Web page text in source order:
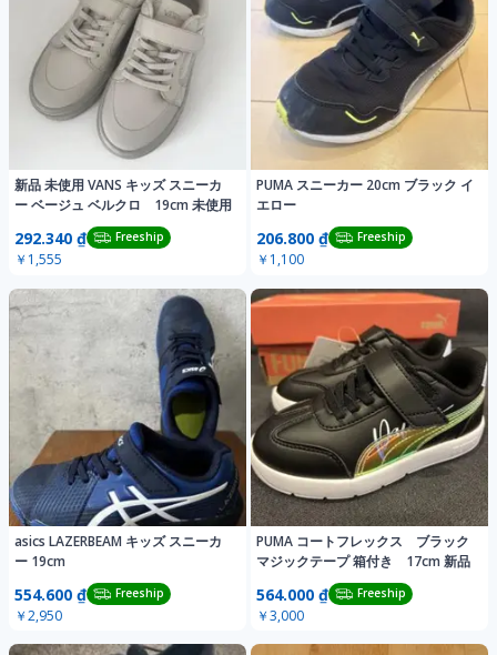
新品 未使用 VANS キッズ スニーカ
ー ベージュ ベルクロ 19cm 未使用
292.340 ₫ Freeship
￥1,555
PUMA スニーカー 20cm ブラック イ
エロー
206.800 ₫ Freeship
￥1,100
asics LAZERBEAM キッズ スニーカ
ー 19cm
554.600 ₫ Freeship
￥2,950
PUMA コートフレックス ブラック
マジックテープ 箱付き 17cm 新品
564.000 ₫ Freeship
￥3,000